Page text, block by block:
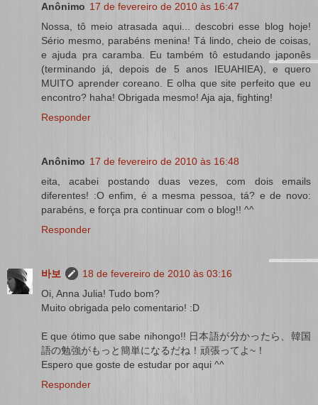
Anônimo 17 de fevereiro de 2010 às 16:47
Nossa, tô meio atrasada aqui... descobri esse blog hoje!
Sério mesmo, parabéns menina! Tá lindo, cheio de coisas,
e ajuda pra caramba. Eu também tô estudando japonês
(terminando já, depois de 5 anos IEUAHIEA), e quero
MUITO aprender coreano. E olha que site perfeito que eu
encontro? haha! Obrigada mesmo! Aja aja, fighting!
Responder
Anônimo 17 de fevereiro de 2010 às 16:48
eita, acabei postando duas vezes, com dois emails
diferentes! :O enfim, é a mesma pessoa, tá? e de novo:
parabéns, e força pra continuar com o blog!! ^^
Responder
바보
18 de fevereiro de 2010 às 03:16
Oi, Anna Julia! Tudo bom?
Muito obrigada pelo comentario! :D
E que ótimo que sabe nihongo!! 日本語が分かったら、韓国
語の勉強がもっと簡単になるだね！頑張ってよ~！
Espero que goste de estudar por aqui ^^
Responder